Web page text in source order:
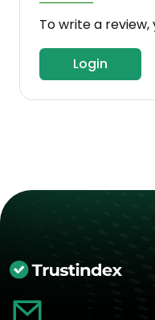
To write a review,
Login